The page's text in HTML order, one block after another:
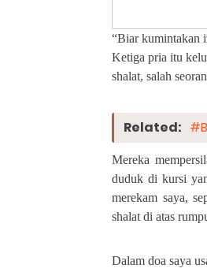
“Biar kumintakan
Ketiga pria itu
shalat, salah
Related:
Mereka
duduk di kursi
merekam saya,
shalat di atas
Dalam doa saya